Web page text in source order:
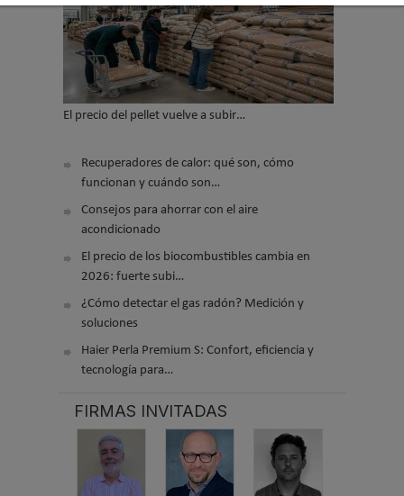
El precio del pellet vuelve a subir…
Recuperadores de calor: qué son, cómo
funcionan y cuándo son…
Consejos para ahorrar con el aire
acondicionado
El precio de los biocombustibles cambia en
2026: fuerte subi…
¿Cómo detectar el gas radón? Medición y
soluciones
Haier Perla Premium S: Confort, eficiencia y
tecnología para…
FIRMAS INVITADAS